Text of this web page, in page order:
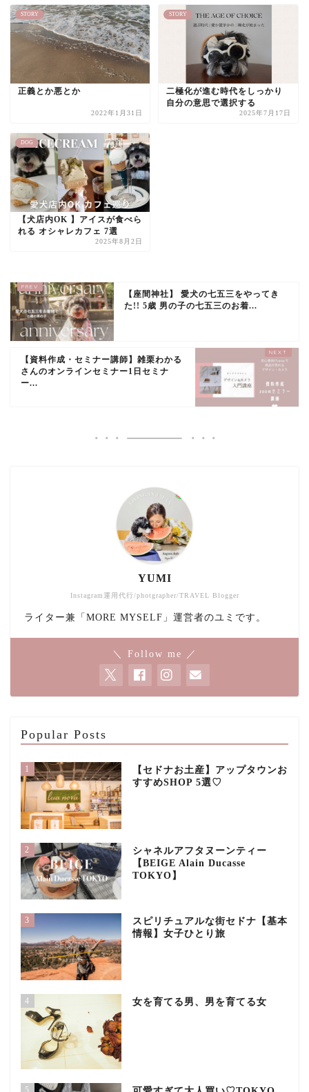
STORY
正義とか悪とか
2022年1月31日
STORY
二極化が進む時代をしっかり
自分の意思で選択する
2025年7月17日
DOG
【犬店内OK 】アイスが食べら
れる オシャレカフェ 7選
2025年8月2日
【座間神社】 愛犬の七五三をやってき
た!! 5歳 男の子の七五三のお着...
【資料作成・セミナー講師】雑栗わかる
さんのオンラインセミナー1日セミナ
ー...
Instagram運用代行/photgrapher/TRAVEL Blogger
YUMI
ライター兼「MORE MYSELF」運営者のユミです。
＼ Follow me ／
Popular Posts
1
【セドナお土産】アップタウンお
すすめSHOP 5選♡
2
シャネルアフタヌーンティー
【BEIGE Alain Ducasse
TOKYO】
3
スピリチュアルな街セドナ【基本
情報】女子ひとり旅
4 女を育てる男、男を育てる女
5